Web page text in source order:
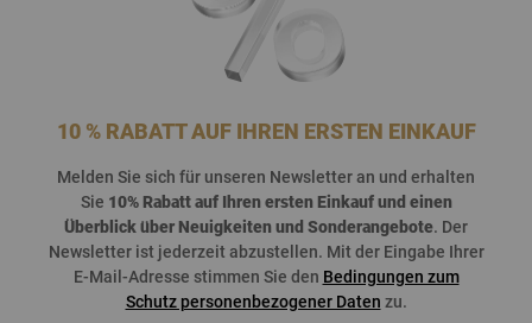
10 % RABATT AUF IHREN ERSTEN EINKAUF
Melden Sie sich für unseren Newsletter an und erhalten
Sie 10% Rabattauf Ihren ersten Einkaufund einen
Überblicküber Neuigkeiten und Sonderangebote. Der
Newsletter ist jederzeit abzustellen. Mit der Eingabe Ihrer
E-Mail-Adresse stimmen Sie den Bedingungen zum
Schutz personenbezogener Daten zu.